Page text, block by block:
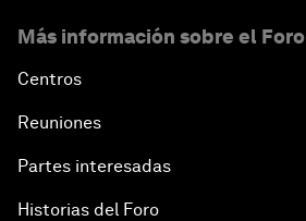
Más información sobre el Foro
Centros
Reuniones
Partes interesadas
Historias del Foro